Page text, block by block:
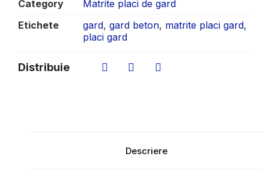
Category
Matrite placi de gard
Etichete
gard, gard beton, matrite placi gard,
placi gard
Distribuie
Descriere